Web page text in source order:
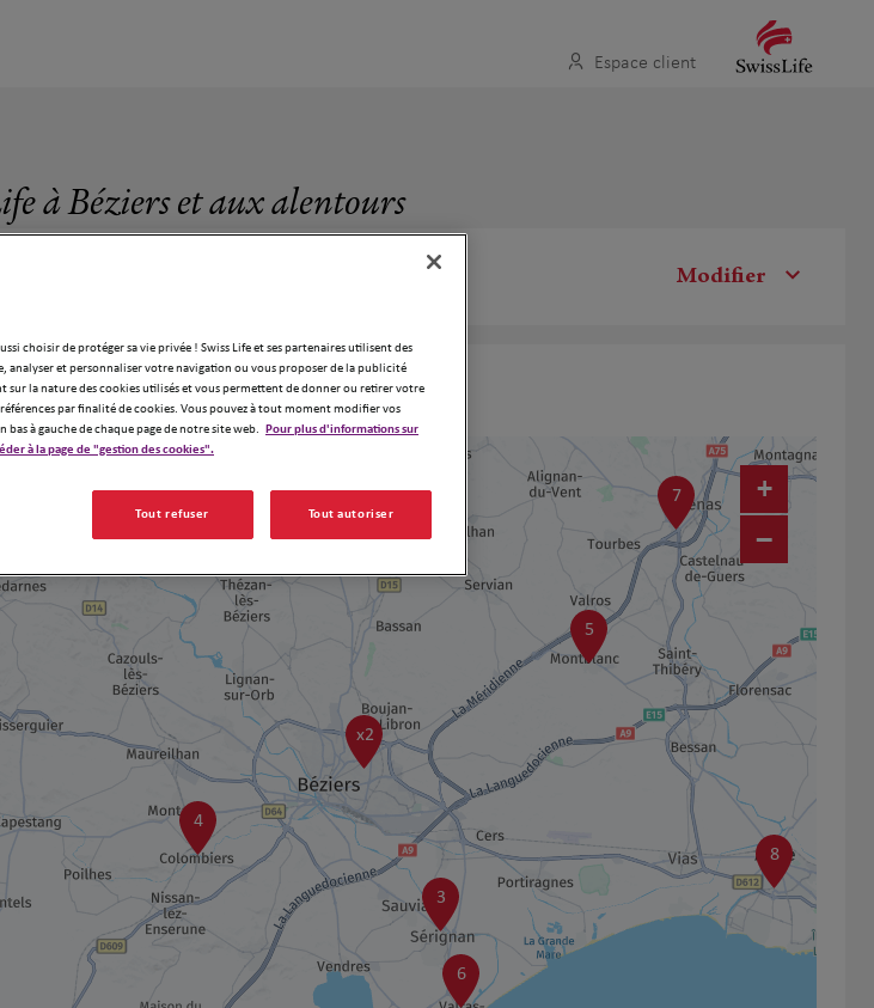
Espace client
à Béziers et aux alentours
Modifier
Swiss Life à Béziers
8
7
5
4
6
3
x2
+
−
choisir de protéger sa vie privée ! Swiss Life et ses partenaires utilisent des
analyser et personnaliser votre navigation ou vous proposer de la publicité
la nature des cookies utilisés et vous permettent de donner ou retirer votre
par finalité de cookies. Vous pouvez à tout moment modifier vos
à gauche de chaque page de notre site web. Pour plus d'informations sur
à la page de "gestion des cookies".
Tout refuser Tout autoriser